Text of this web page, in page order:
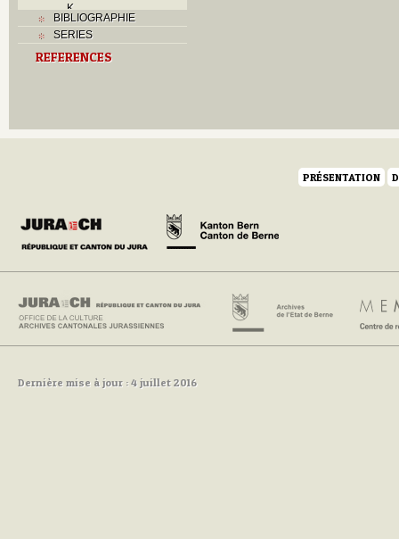
K
L
M
N
Y
Z
BIBLIOGRAPHIE
SERIES
REFERENCES
PRÉSENTATION
Dernière mise à jour : 4 juillet 2016